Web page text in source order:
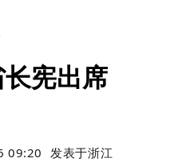
宪出席
09:20 发表于浙江